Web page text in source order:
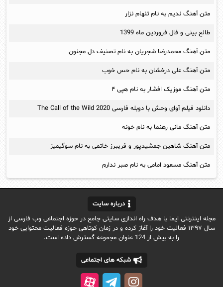
متن آهنگ ندیم به نام تنهام نزار
طالع بینی و فال فروردین ماه 1399
متن آهنگ محمدرضا شجريان به نام تصنيف دل مجنون
متن آهنگ علی درخشان به نام حس خوب
متن آهنگ موزیک افشار به نام هپی ۴
دانلود فیلم آوای وحش با دوبله فارسی The Call of the Wild 2020
متن آهنگ مانی رهنما به نام خونه
متن آهنگ شاهین جمشیدپور و فریبرز خاتمی به نام سوگیمیز
متن آهنگ مسعود امامی به نام صبر ندارم
درباره سایت
مجله اینترنتی ایما با هدف راه اندازی سایتی جامع در حوزه اجتماعی وب فارسی از
سال ۱۳۹۷ فعالیت خود را آغاز کرده و در زمان کوتاهی حوزه فعالیت محتوایی خود
را به بیش از 124 عنوان مجموعه گسترش داده است.
شبکه های اجتماعی